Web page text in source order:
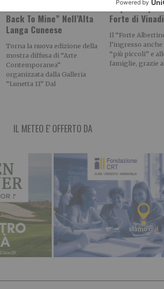
Back To Mine” Nell’Alta
Langa Cuneese
Torna la nuova edizione della
mostra diffusa di “Arte
Contemporanea”
organizzata dalla Galleria
“Lunetta 11” Dal
“A piccoli
Forte di
Il “Forte
l’ingresso
“più piccoli” e
famiglie, grazie
IL METEO E' OFFERTO DA